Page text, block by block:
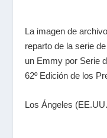
La imagen de
reparto de la serie
un Emmy por Serie
62º Edición de los
Los Ángeles